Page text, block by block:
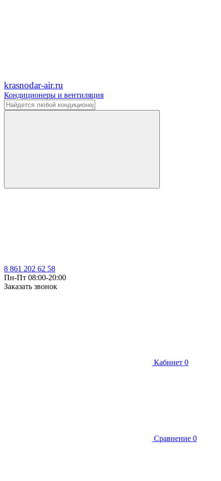
krasnodar-air.ru
Кондиционеры и вентиляция
8 861 202 62 58
Пн-Пт 08:00-20:00
Заказать звонок
Кабинет 0
Сравнение 0